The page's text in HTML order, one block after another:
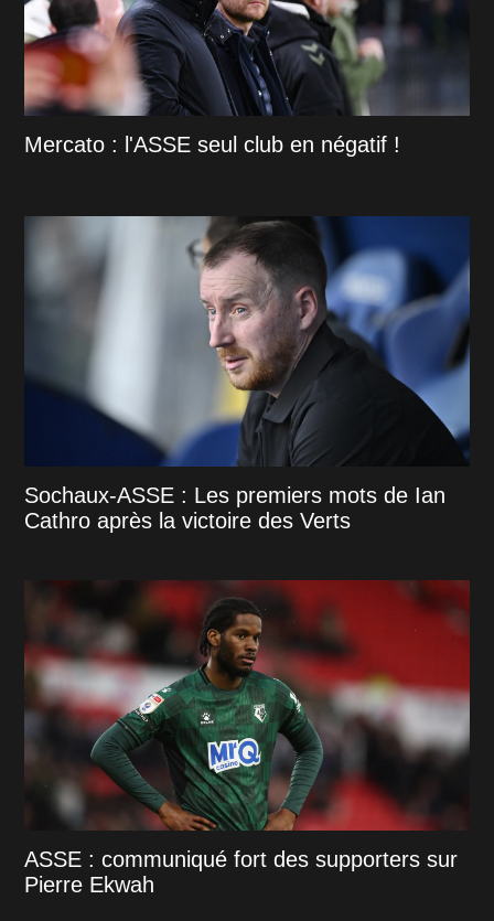
Mercato : l'ASSE seul club en négatif !
Sochaux-ASSE : Les premiers mots de Ian
Cathro après la victoire des Verts
ASSE : communiqué fort des supporters sur
Pierre Ekwah